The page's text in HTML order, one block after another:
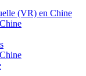
(VR) en Chine